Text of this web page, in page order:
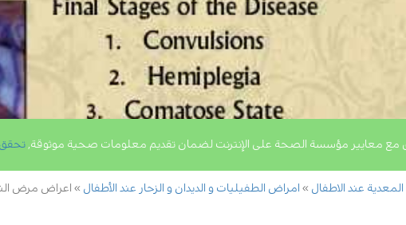
مع معايير مؤسسة الصحة على الإنترنت لضمان تقديم معلومات صحية موثوقة, تحقق
المعدية عند الاطفال امراض الطفيليات و الديدان و الزحار عند الأطفال اعراض مرض